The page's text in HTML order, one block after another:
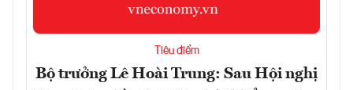
Tiêu điểm
Bộ trưởng Lê Hoài Trung: Sau Hội nghị